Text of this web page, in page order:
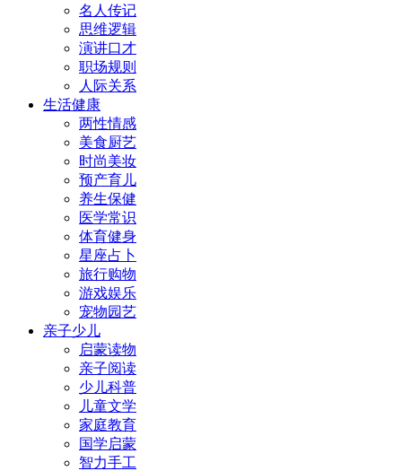
名人传记
思维逻辑
演讲口才
职场规则
人际关系
生活健康
两性情感
美食厨艺
时尚美妆
预产育儿
养生保健
医学常识
体育健身
星座占卜
旅行购物
游戏娱乐
宠物园艺
亲子少儿
启蒙读物
亲子阅读
少儿科普
儿童文学
家庭教育
国学启蒙
智力手工